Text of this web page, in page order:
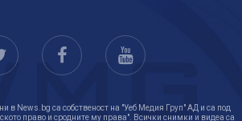
в News.bg са собственост на "Уеб Медия Груп" АД и са под
право и сродните му права". Всички снимки и видеа са